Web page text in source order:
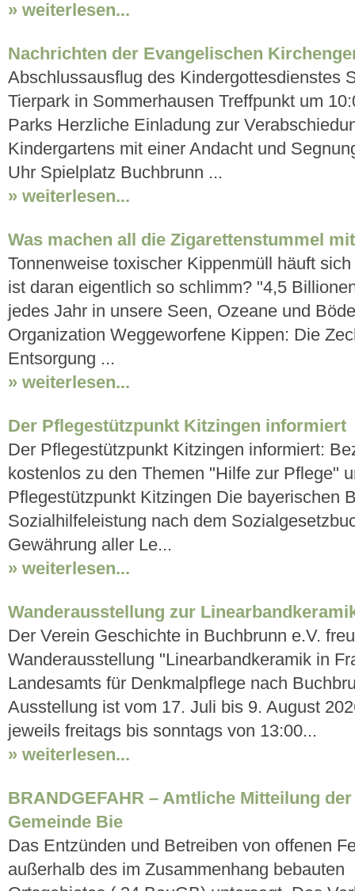
» weiterlesen...
Nachrichten der Evangelischen
Abschlussausflug des Kindergottesdienstes
Tierpark in Sommerhausen Treffpunkt um
Parks Herzliche Einladung zur
Kindergartens mit einer Andacht und
Uhr Spielplatz Buchbrunn ...
» weiterlesen...
Was machen all die Zigarettenstummel
Tonnenweise toxischer Kippenmüll häuft
ist daran eigentlich so schlimm? "4,5
jedes Jahr in unsere Seen, Ozeane und
Organization Weggeworfene Kippen: Die
Entsorgung ...
» weiterlesen...
Der Pflegestützpunkt Kitzingen informiert
Der Pflegestützpunkt Kitzingen informiert:
kostenlos zu den Themen "Hilfe zur Pflege"
Pflegestützpunkt Kitzingen Die bayerischen
Sozialhilfeleistung nach dem
Gewährung aller Le...
» weiterlesen...
Wanderausstellung zur
Der Verein Geschichte in Buchbrunn e.V.
Wanderausstellung "Linearbandkeramik in
Landesamts für Denkmalpflege nach
Ausstellung ist vom 17. Juli bis 9. August
jeweils freitags bis sonntags von 13:00...
» weiterlesen...
BRANDGEFAHR – Amtliche Mitteilung der
Gemeinde Bie
Das Entzünden und Betreiben von offenen
außerhalb des im Zusammenhang bebauten